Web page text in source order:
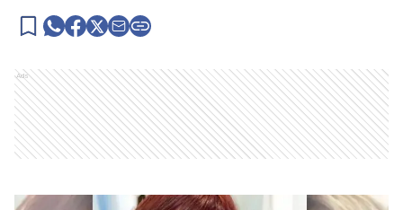
Ads